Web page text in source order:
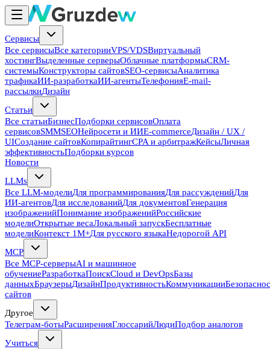
Сервисы
Все сервисыВсе категорииVPS/VDSВиртуальный
хостингВыделенные серверыОблачные платформыCRM-
системыКонструкторы сайтовSEO-сервисыАналитика
трафикаИИ-разработкаИИ-агентыТелефонияE-mail-
рассылкиДизайн
Статьи
Все статьиБизнесПодборки сервисовОплата
сервисовSMMSEOНейросети и ИИE-commerceДизайн / UX /
UIСоздание сайтовКопирайтингCPA и арбитражКейсыЛичная
эффективностьПодборки курсов
Новости
LLMs
Все LLM-моделиДля программированияДля рассужденийДля
ИИ-агентовДля исследованийДля документовГенерация
изображенийПонимание изображенийРоссийские
моделиОткрытые весаЛокальный запускБесплатные
моделиКонтекст 1M+Для русского языкаНедорогой API
MCP
Все MCP-серверыAI и машинное
обучениеРазработкаПоискCloud и DevOpsБазы
данныхБраузерыДизайнПродуктивностьКоммуникации
сайтов
Другое
Телеграм-ботыРасширенияГлоссарийЛюдиПодбор аналогов
Учиться